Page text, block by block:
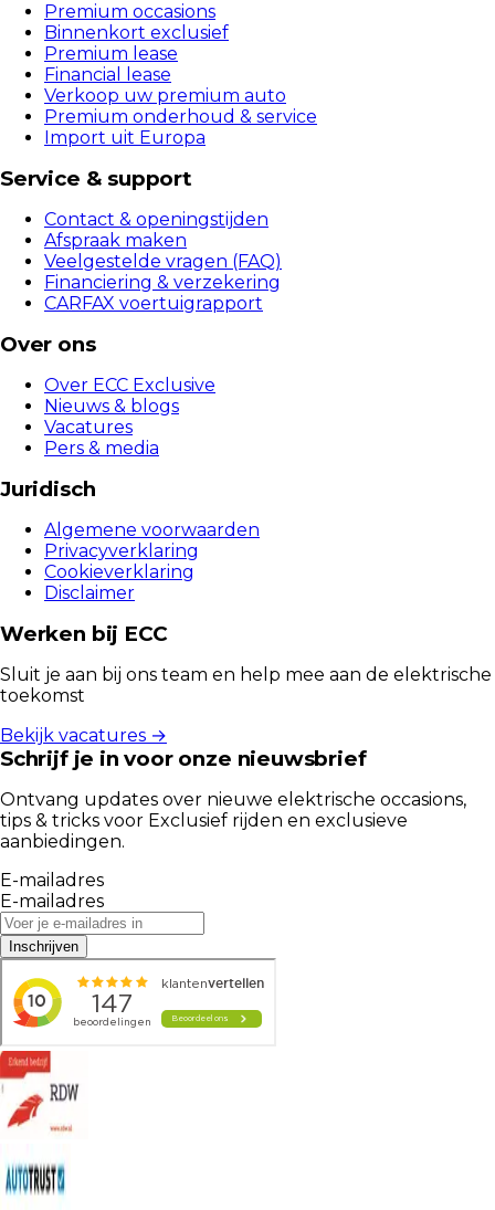
Premium occasions
Binnenkort exclusief
Premium lease
Financial lease
Verkoop uw premium auto
Premium onderhoud & service
Import uit Europa
Service & support
Contact & openingstijden
Afspraak maken
Veelgestelde vragen (FAQ)
Financiering & verzekering
CARFAX voertuigrapport
Over ons
Over ECC Exclusive
Nieuws & blogs
Vacatures
Pers & media
Juridisch
Algemene voorwaarden
Privacyverklaring
Cookieverklaring
Disclaimer
Werken bij ECC
Sluit je aan bij ons team en help mee aan de elektrische
toekomst
Bekijk vacatures →
Schrijf je in voor onze nieuwsbrief
Ontvang updates over nieuwe elektrische occasions,
tips & tricks voor Exclusief rijden en exclusieve
aanbiedingen.
E-mailadres
E-mailadres
Inschrijven